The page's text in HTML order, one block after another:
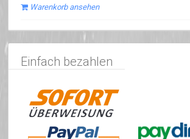
Warenkorb ansehen
Einfach bezahlen